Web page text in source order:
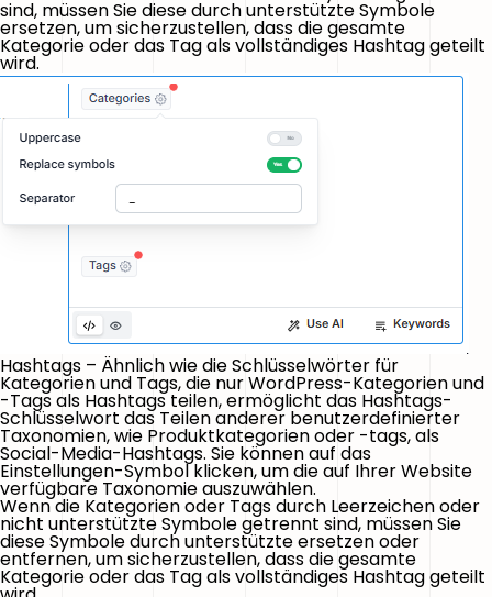
sind, müssen Sie diese durch unterstützte Symbole
ersetzen, um sicherzustellen, dass die gesamte
Kategorie oder das Tag als vollständiges Hashtag geteilt
wird.
Hashtags – Ähnlich wie die Schlüsselwörter für
Kategorien und Tags, die nur WordPress-Kategorien und
-Tags als Hashtags teilen, ermöglicht das Hashtags-
Schlüsselwort das Teilen anderer benutzerdefinierter
Taxonomien, wie Produktkategorien oder -tags, als
Social-Media-Hashtags. Sie können auf das
Einstellungen-Symbol klicken, um die auf Ihrer Website
verfügbare Taxonomie auszuwählen.
Wenn die Kategorien oder Tags durch Leerzeichen oder
nicht unterstützte Symbole getrennt sind, müssen Sie
diese Symbole durch unterstützte ersetzen oder
entfernen, um sicherzustellen, dass die gesamte
Kategorie oder das Tag als vollständiges Hashtag geteilt